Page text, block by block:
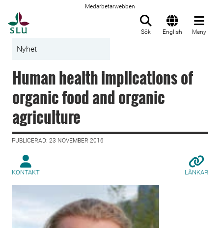
Medarbetarwebben
Sök English Meny
Nyhet
Human health implications of
organic food and organic
agriculture
PUBLICERAD: 23 NOVEMBER 2016
KONTAKT LÄNKAR